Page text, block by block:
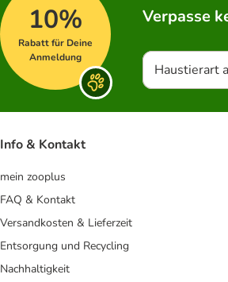
10%
Rabatt für Deine
Anmeldung
Verpasse
Haustierart
Info & Kontakt
mein zooplus
FAQ & Kontakt
Versandkosten & Lieferzeit
Entsorgung und Recycling
Nachhaltigkeit